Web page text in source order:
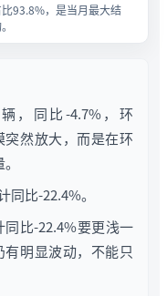
比93.8%，是当月最大结
，同比-4.7%，环
突然放大，而是在环
比-22.4%。
比-22.4%要更浅一
明显波动，不能只